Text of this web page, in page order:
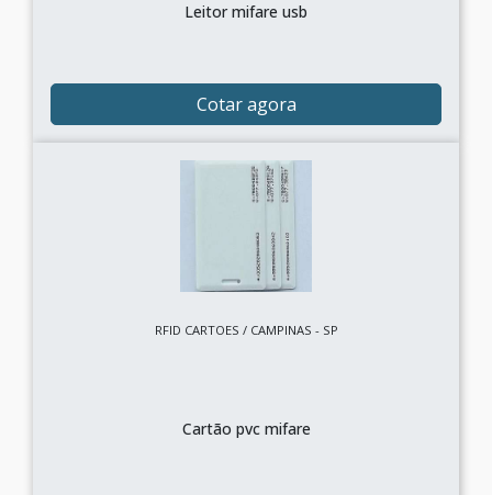
Leitor mifare usb
Cotar agora
RFID CARTOES / CAMPINAS - SP
Cartão pvc mifare